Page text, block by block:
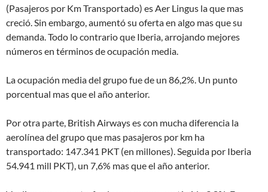
(Pasajeros por Km Transportado) es Aer Lingus la que mas
creció. Sin embargo, aumentó su oferta en algo mas que su
demanda. Todo lo contrario que Iberia, arrojando mejores
números en términos de ocupación media.
La ocupación media del grupo fue de un 86,2%. Un punto
porcentual mas que el año anterior.
Por otra parte, British Airways es con mucha diferencia la
aerolínea del grupo que mas pasajeros por km ha
transportado: 147.341 PKT (en millones). Seguida por Iberia
54.941 mill PKT), un 7,6% mas que el año anterior.